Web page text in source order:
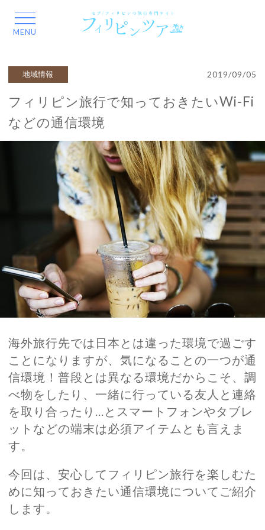
フィリピン旅行で知っておきたいWi-Fi
などの通信環境
2019/09/05
地域情報
海外旅行先では日本とは違った環境で過ごす
ことになりますが、気になることの一つが通
信環境！普段とは異なる環境だからこそ、調
べ物をしたり、一緒に行っている友人と連絡
を取り合ったり…とスマートフォンやタブレ
ットなどの端末は必須アイテムとも言えま
す。
今回は、安心してフィリピン旅行を楽しむた
めに知っておきたい通信環境についてご紹介
します。